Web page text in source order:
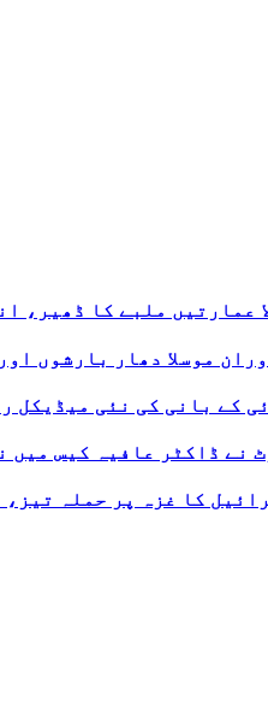
عمارتیں ملبے کا ڈھیر،
موسلا دھار بارشوں
کے بانی کی نئی میڈیکل
نے ڈاکٹر عافیہ کیس
کا غزہ پر حملہ